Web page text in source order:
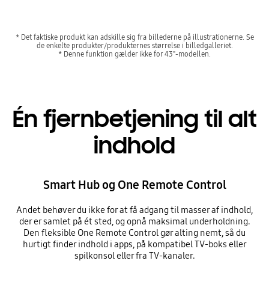
* Det faktiske produkt kan adskille sig fra billederne på illustrationerne. Se
de enkelte produkter/produkternes størrelse i billedgalleriet.
* Denne funktion gælder ikke for 43"-modellen.
Én fjernbetjening til alt
indhold
Smart Hub og One Remote Control
Andet behøver du ikke for at få adgang til masser af indhold,
der er samlet på ét sted, og opnå maksimal underholdning.
Den fleksible One Remote Control gør alting nemt, så du
hurtigt finder indhold i apps, på kompatibel TV-boks eller
spilkonsol eller fra TV-kanaler.